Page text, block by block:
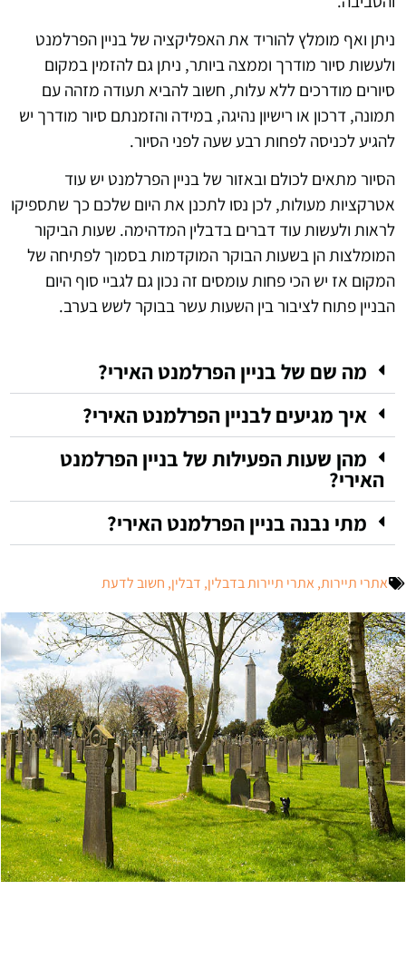
ניתן ואף מומלץ להוריד את האפליקציה של בניין הפרלמנט
ולעשות סיור מודרך וממצה ביותר, ניתן גם להזמין במקום
סיורים מודרכים ללא עלות, חשוב להביא תעודה מזהה עם
תמונה, דרכון או רישיון נהיגה, במידה והזמנתם סיור מודרך יש
להגיע לכניסה לפחות רבע שעה לפני הסיור.
הסיור מתאים לכולם ובאזור של בניין הפרלמנט יש עוד
אטרקציות מעולות, לכן נסו לתכנן את היום שלכם כך שתספיקו
לראות ולעשות עוד דברים בדבלין המדהימה. שעות הביקור
המומלצות הן בשעות הבוקר המוקדמות בסמוך לפתיחה של
המקום אז יש הכי פחות עומסים זה נכון גם לגביי סוף היום
הבניין פתוח לציבור בין השעות עשר בבוקר לשש בערב.
מה שם של בניין הפרלמנט האירי?
איך מגיעים לבניין הפרלמנט האירי?
מהן שעות הפעילות של בניין הפרלמנט
האירי?
מתי נבנה בניין הפרלמנט האירי?
אתרי תיירות, אתרי תיירות בדבלין, דבלין, חשוב לדעת